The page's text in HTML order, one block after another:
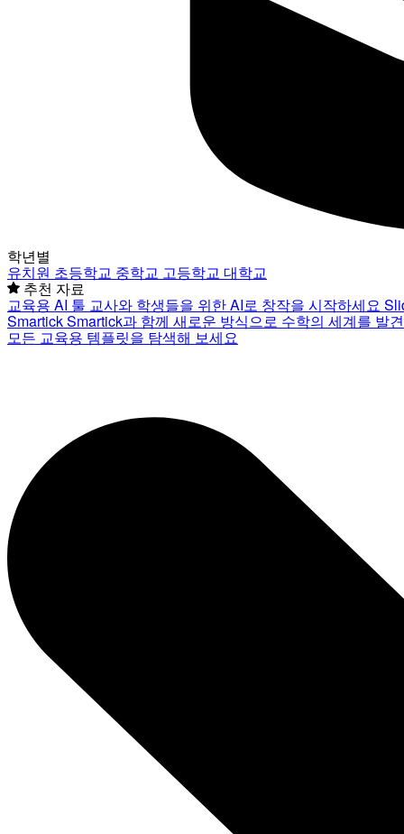
학년별
유치원 초등학교 중학교 고등학교 대학교
추천 자료
교육용 AI 툴 교사와 학생들을 위한 AI로 창작을 시작하세요
SmartickSmartick과 함께 새로운 방식으로 수학의 세계를 발
모든 교육용 템플릿을 탐색해 보세요